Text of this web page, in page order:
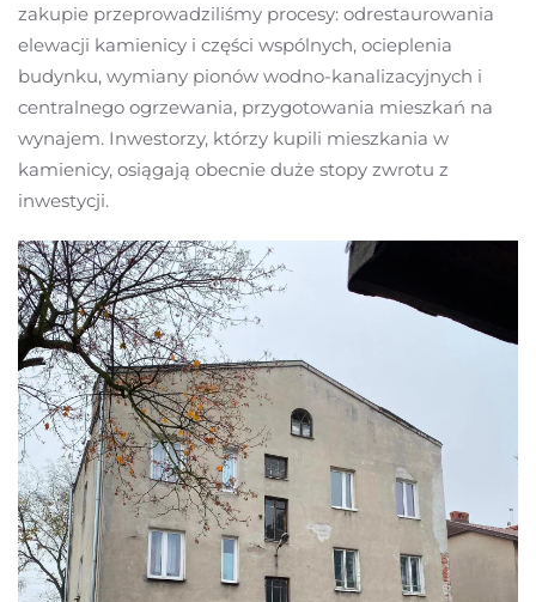
zakupie przeprowadziliśmy procesy: odrestaurowania
elewacji kamienicy i części wspólnych, ocieplenia
budynku, wymiany pionów wodno-kanalizacyjnych i
centralnego ogrzewania, przygotowania mieszkań na
wynajem. Inwestorzy, którzy kupili mieszkania w
kamienicy, osiągają obecnie duże stopy zwrotu z
inwestycji.